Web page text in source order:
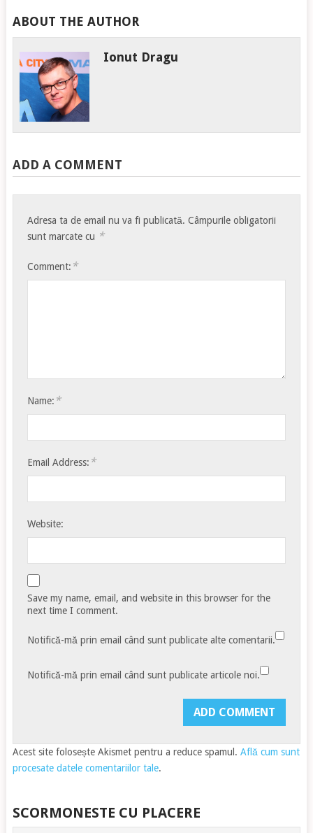
ABOUT THE AUTHOR
Ionut Dragu
ADD A COMMENT
Adresa ta de email nu va fi publicată. Câmpurile obligatorii
sunt marcate cu *
Comment: *
Name: *
Email Address: *
Website:
Save my name, email, and website in this browser for the
next time I comment.
Notifică-mă prin email când sunt publicate alte comentarii.
Notifică-mă prin email când sunt publicate articole noi.
Acest site folosește Akismet pentru a reduce spamul. Află cum sunt
procesate datele comentariilor tale.
SCORMONESTE CU PLACERE